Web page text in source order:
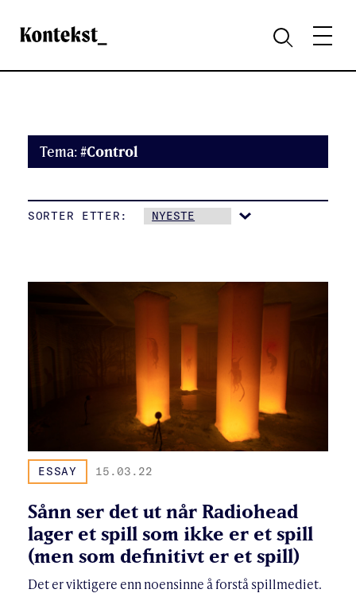
Kontekst
SØKMENY
Tema:#Control
SORTER ETTER:
ESSAY 15.03.22
Sånn ser det ut når Radiohead
lager et spill som ikke er et spill
(men som definitivt er et spill)
Det er viktigere enn noensinne å forstå spillmediet.